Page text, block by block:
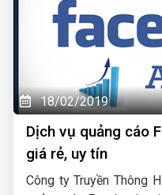
18/02/2019
Dịch vụ quảng cáo
giá rẻ, uy tín
Công ty Truyền Thông